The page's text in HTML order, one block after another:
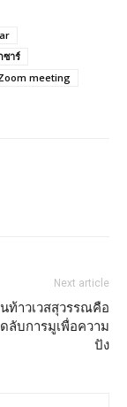
ซาร์
meeting
Next article
ท้าวเวสสุวรรณคือ
ลับการมูเพื่อความ
ปัง